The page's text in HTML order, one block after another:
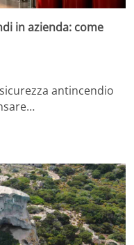
in azienda: come
antincendio